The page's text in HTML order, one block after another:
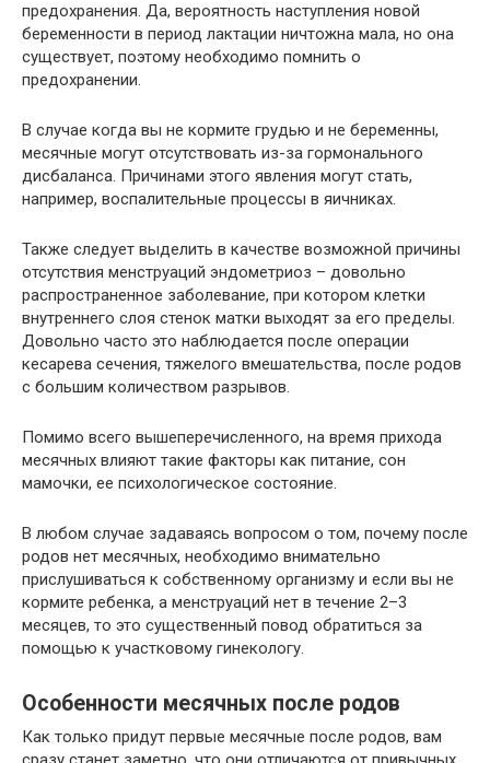
предохранения. Да, вероятность наступления новой
беременности в период лактации ничтожна мала, но она
существует, поэтому необходимо помнить о
предохранении.
В случае когда вы не кормите грудью и не беременны,
месячные могут отсутствовать из-за гормонального
дисбаланса. Причинами этого явления могут стать,
например, воспалительные процессы в яичниках.
Также следует выделить в качестве возможной причины
отсутствия менструаций эндометриоз – довольно
распространенное заболевание, при котором клетки
внутреннего слоя стенок матки выходят за его пределы.
Довольно часто это наблюдается после операции
кесарева сечения, тяжелого вмешательства, после родов
с большим количеством разрывов.
Помимо всего вышеперечисленного, на время прихода
месячных влияют такие факторы как питание, сон
мамочки, ее психологическое состояние.
В любом случае задаваясь вопросом о том, почему после
родов нет месячных, необходимо внимательно
прислушиваться к собственному организму и если вы не
кормите ребенка, а менструаций нет в течение 2–3
месяцев, то это существенный повод обратиться за
помощью к участковому гинекологу.
Особенности месячных после родов
Как только придут первые месячные после родов, вам